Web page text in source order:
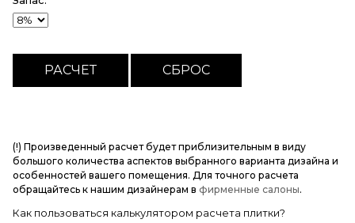
(!) Произведенный расчет будет приблизительным в виду
большого количества аспектов выбранного варианта дизайна и
особенностей вашего помещения. Для точного расчета
обращайтесь к нашим дизайнерам в фирменные салоны.
Как пользоваться калькулятором расчета плитки?